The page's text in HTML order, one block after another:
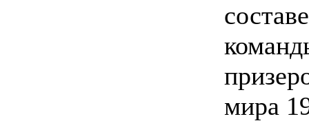
мира